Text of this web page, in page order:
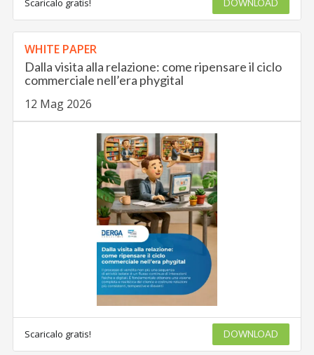
Scaricalo gratis! DOWNLOAD
WHITE PAPER
Dalla visita alla relazione: come ripensare il ciclo
commerciale nell’era phygital
12 Mag 2026
Scaricalo gratis! DOWNLOAD